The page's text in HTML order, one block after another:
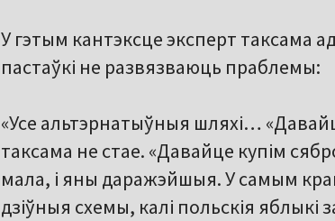
У гэтым кантэксце эксперт таксама
пастаўкі не развязваюць праблемы:
«Усе альтэрнатыўныя шляхі…
таксама не стае. «Давайце купім
мала, і яны даражэйшыя. У самым
дзіўныя схемы, калі польскія яблыкі